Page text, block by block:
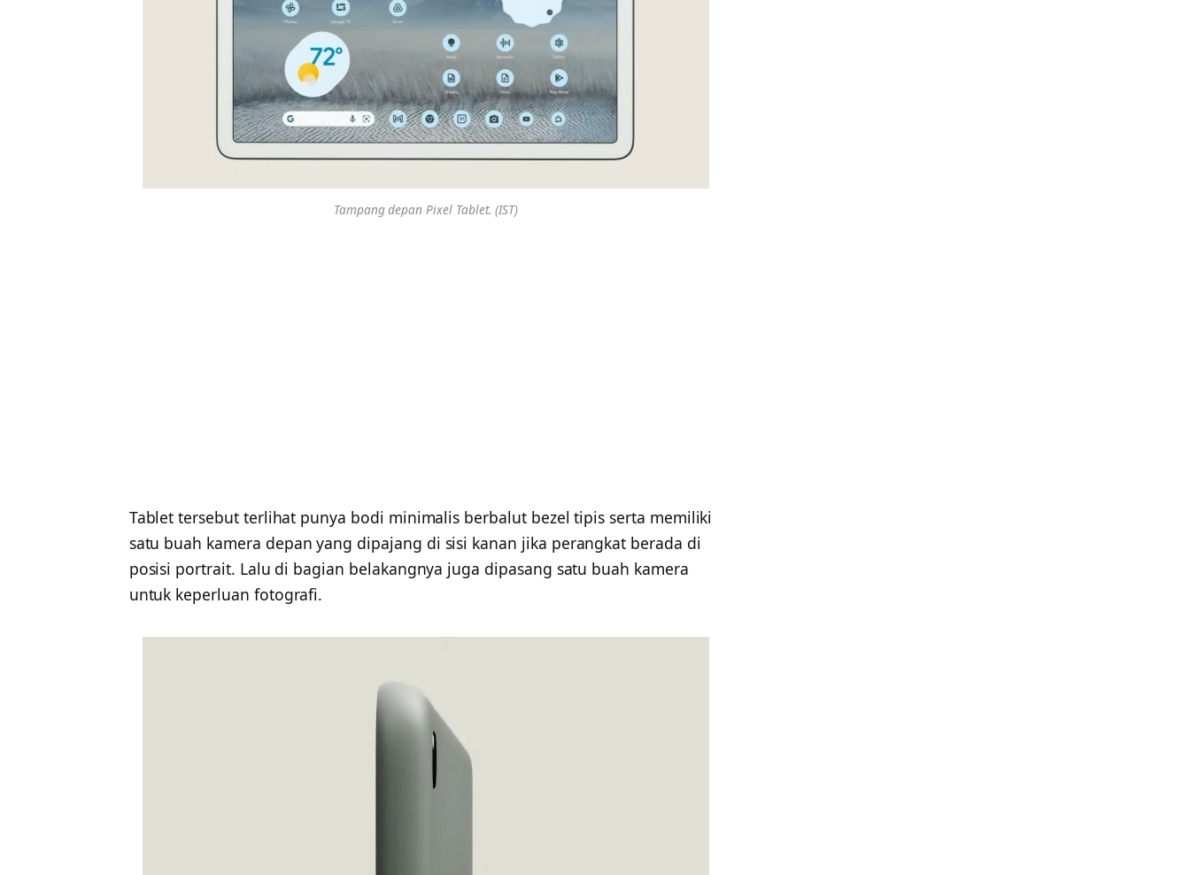
Tampang depan Pixel Tablet. (IST)
Tablet tersebut terlihat punya bodi minimalis berbalut bezel tipis serta memiliki
satu buah kamera depan yang dipajang di sisi kanan jika perangkat berada di
posisi portrait. Lalu di bagian belakangnya juga dipasang satu buah kamera
untuk keperluan fotografi.